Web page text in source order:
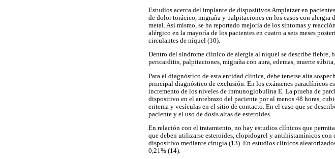
Estudios acerca del implante de dispositivos Amplatzer en
de dolor torácico, migraña y palpitaciones en los casos con alergia
metal. Así mismo, se ha reportado mejoría de los síntomas y
alérgico en la mayoría de los pacientes en cuatro a seis meses
circulantes de níquel (10).
Dentro del síndrome clínico de alergia al níquel se describe fiebre,
pericarditis, palpitaciones, migraña con aura, edemas, muerte
Para el diagnóstico de esta entidad clínica, debe tenerse alta
principal diagnóstico de exclusión. En los exámenes paraclínicos
incremento de los niveles de inmunoglobulina E. La prueba de
dispositivo en el antebrazo del paciente por al menos 48 horas,
eritema y vesículas en el sitio de contacto. En el caso que se
paciente y el uso de dosis altas de esteroides.
En relación con el tratamiento, no hay estudios clínicos que
que deben utilizarse esteroides, clopidogrel y antihistamínicos con
dispositivo mediante cirugía (13). En estudios clínicos
0,21% (14).